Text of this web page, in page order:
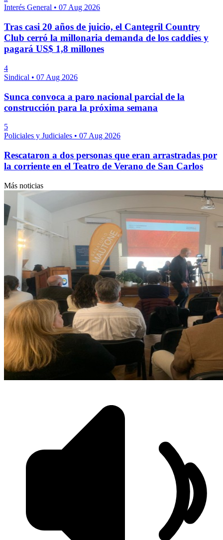
Interés General • 07 Aug 2026
Tras casi 20 años de juicio, el Cantegril Country
Club cerró la millonaria demanda de los caddies y
pagará US$ 1,8 millones
4
Sindical • 07 Aug 2026
Sunca convoca a paro nacional parcial de la
construcción para la próxima semana
5
Policiales y Judiciales • 07 Aug 2026
Rescataron a dos personas que eran arrastradas por
la corriente en el Teatro de Verano de San Carlos
Más noticias